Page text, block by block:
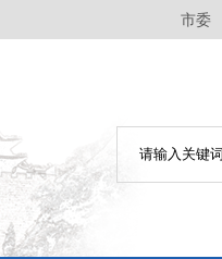
市委